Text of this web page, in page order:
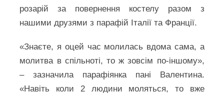
розарій за повернення костелу разом з
нашими друзями з парафій Італії та Франції.
«Знаєте, я оцей час молилась вдома сама, а
молитва в спільноті, то ж зовсім по-іншому»,
– зазначила парафіянка пані Валентина.
«Навіть коли 2 людини моляться, то вже